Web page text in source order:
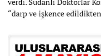
“darp ve işkence